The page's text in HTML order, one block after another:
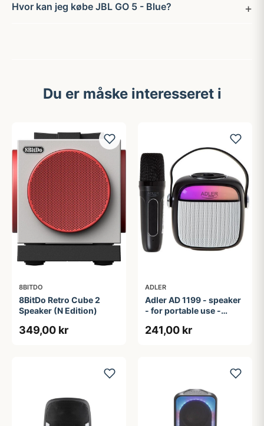
Hvor kan jeg købe JBL GO 5 - Blue?
Du er måske interesseret i
8BITDO
8BitDo Retro Cube 2
Speaker (N Edition)
349,00 kr
ADLER
Adler AD 1199 - speaker
- for portable use -
241,00 kr